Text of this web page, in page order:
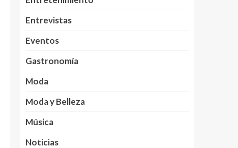
Entrevistas
Eventos
Gastronomía
Moda
Moda y Belleza
Música
Noticias